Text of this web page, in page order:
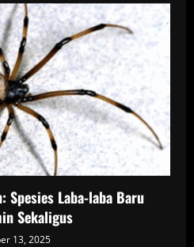
Spesies Laba-laba Baru
Sekaligus
13, 2025